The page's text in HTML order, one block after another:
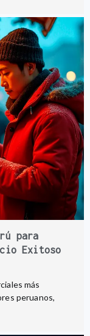
para
Exitoso
más
peruanos,